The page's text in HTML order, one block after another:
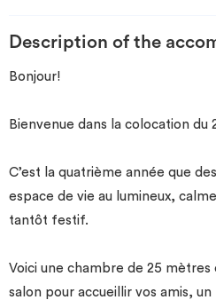
Description of the
Bonjour!
Bienvenue dans la colocation du
C’est la quatrième année que
espace de vie au lumineux,
tantôt festif.
Voici une chambre de 25
salon pour accueillir vos amis,